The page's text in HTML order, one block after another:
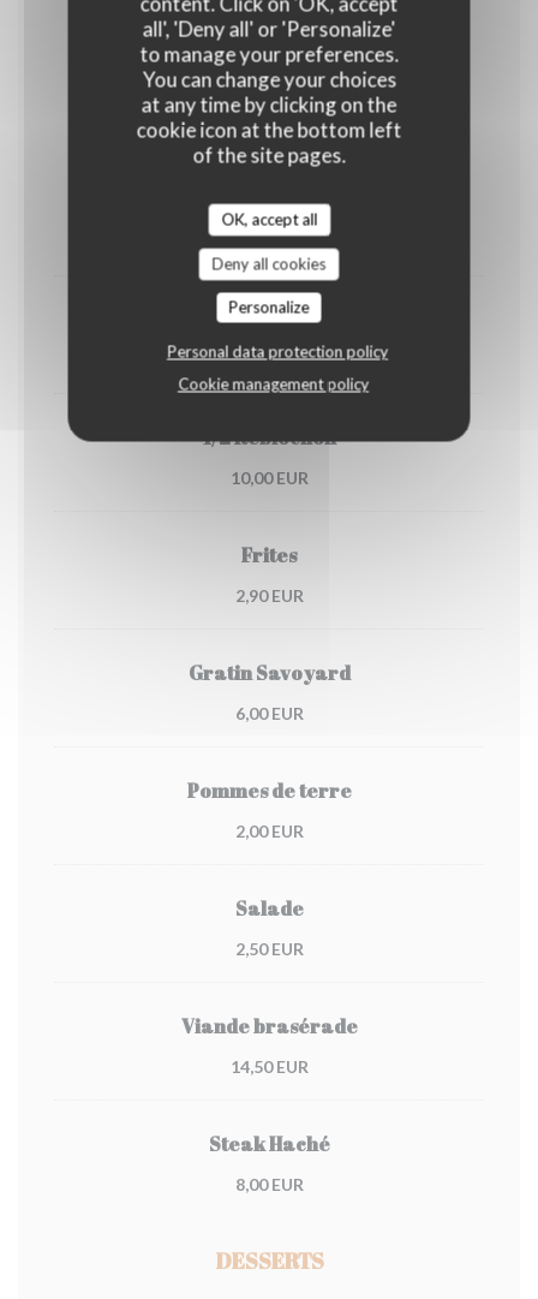
all', 'Deny all' or 'Personalize'
to manage your preferences.
You can change your choices
at any time by clicking on the
cookie icon at the bottom left
of the site pages.
OK, accept all
Deny all cookies
Personalize
Personal data protection policy
Cookie management policy
25,00 EUR
SUPPLEMENTS
Charcuterie
8,00 EUR
Raclette
10,00 EUR
1/2 Reblochon
10,00 EUR
Frites
2,90 EUR
Gratin Savoyard
6,00 EUR
Pommes de terre
2,00 EUR
Salade
2,50 EUR
Viande brasérade
14,50 EUR
Steak Haché
8,00 EUR
DESSERTS